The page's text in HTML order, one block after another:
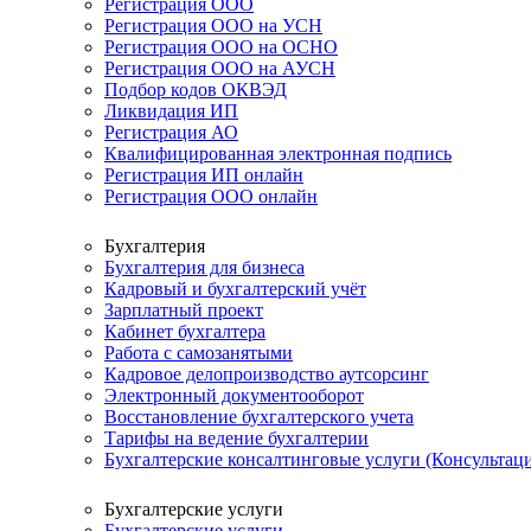
Регистрация ООО
Регистрация ООО на УСН
Регистрация ООО на ОСНО
Регистрация ООО на АУСН
Подбор кодов ОКВЭД
Ликвидация ИП
Регистрация АО
Квалифицированная электронная подпись
Регистрация ИП онлайн
Регистрация ООО онлайн
Бухгалтерия
Бухгалтерия для бизнеса
Кадровый и бухгалтерский учёт
Зарплатный проект
Кабинет бухгалтера
Работа с самозанятыми
Кадровое делопроизводство аутсорсинг
Электронный документооборот
Восстановление бухгалтерского учета
Тарифы на ведение бухгалтерии
Бухгалтерские консалтинговые услуги
Бухгалтерские услуги